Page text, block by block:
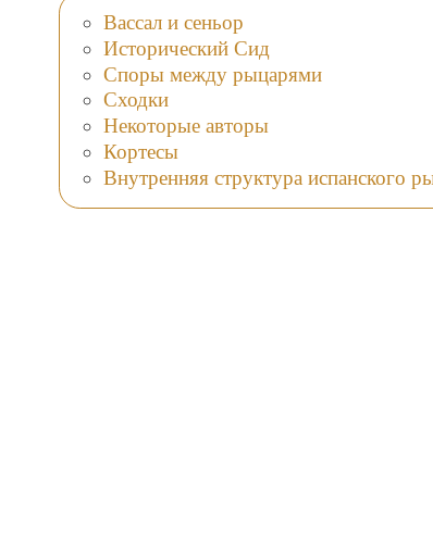
Вассал и сеньор
Исторический Сид
Споры между рыцарями
Сходки
Некоторые авторы
Кортесы
Внутренняя структура испанского